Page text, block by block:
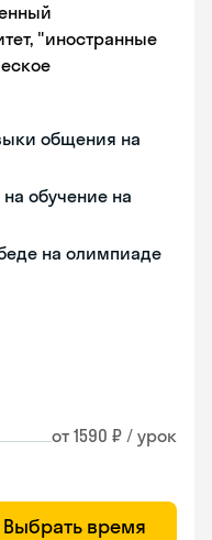
"иностранные
общения на
обучение на
на олимпиаде
от 1590 ₽ / урок
Выбрать время